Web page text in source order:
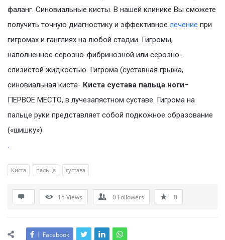
фаланг. Синовиальные кисты. В нашей клинике Вы сможете
получить точную диагностику и эффективное лечение при
гигромах и ганглиях на любой стадии. Гигромы,
наполненное серозно-фибринозной или серозно-
слизистой жидкостью. Гигрома (суставная грыжа,
синовиальная киста- Киста сустава пальца ноги–
ПЕРВОЕ МЕСТО, в лучезапястном суставе. Гигрома на
пальце руки представляет собой подкожное образование
(«шишку»)
.
Киста пальца сустава
15 Views 0 Followers 0
Facebook